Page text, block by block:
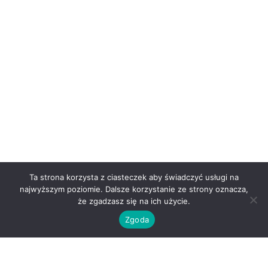
O nas
Kontakt
Ta strona korzysta z ciasteczek aby świadczyć usługi na
najwyższym poziomie. Dalsze korzystanie ze strony oznacza,
że zgadzasz się na ich użycie.
Zgoda